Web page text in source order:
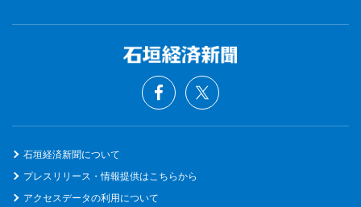
石垣経済新聞について
プレスリリース・情報提供はこちらから
アクセスデータの利用について